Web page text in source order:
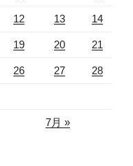
12 13 14
19 20 21
26 27 28
7月 »